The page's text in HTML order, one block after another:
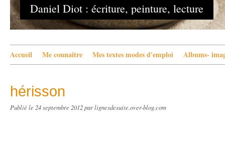
Daniel Diot : écriture, peinture, lecture
Accueil Me connaître Mes textes modes d'emploi Albums-
hérisson
Publié le 24 septembre 2012par lignesdesuite.over-blog.com